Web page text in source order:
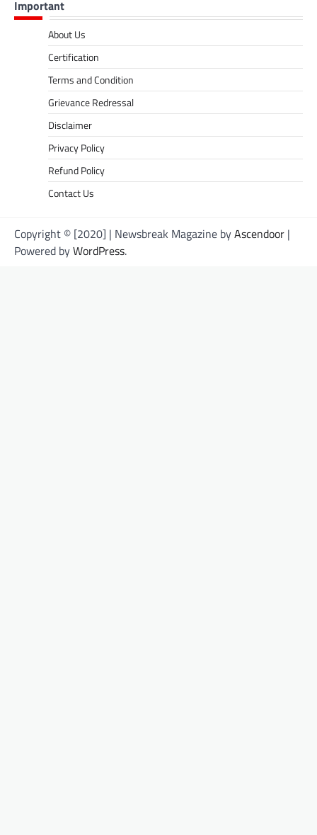
Important
About Us
Certification
Terms and Condition
Grievance Redressal
Disclaimer
Privacy Policy
Refund Policy
Contact Us
Copyright © [2020] | Newsbreak Magazine byAscendoor |
Powered byWordPress.